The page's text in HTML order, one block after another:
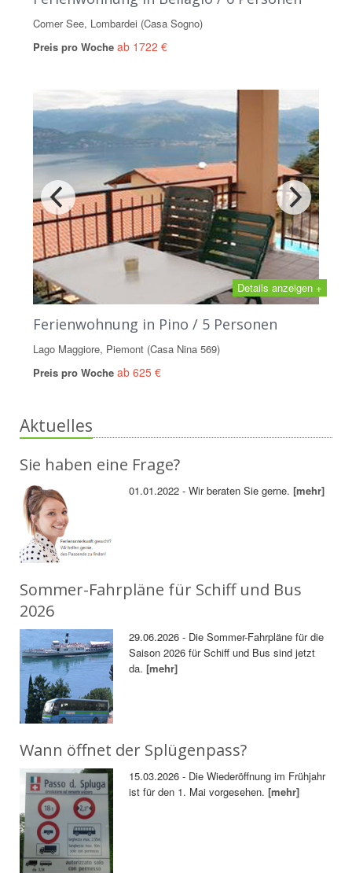
Comer See, Lombardei (Casa Sogno)
Preis pro Woche ab 1722 €
Details anzeigen +
Ferienwohnung in Pino / 5 Personen
Lago Maggiore, Piemont (Casa Nina 569)
Preis pro Woche ab 625 €
Aktuelles
Sie haben eine Frage?
01.01.2022 - Wir beraten Sie gerne.[mehr]
Sommer-Fahrpläne für Schiff und Bus
2026
29.06.2026 - Die Sommer-Fahrpläne für die
Saison 2026 für Schiff und Bus sind jetzt
da.[mehr]
Wann öffnet der Splügenpass?
15.03.2026 - Die Wiederöffnung im Frühjahr
ist für den 1. Mai vorgesehen.[mehr]